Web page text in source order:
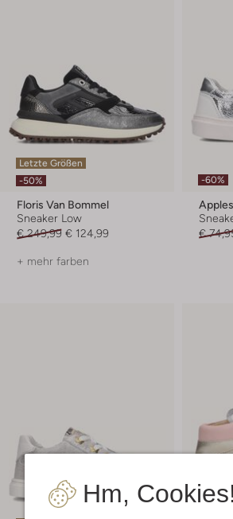
Hm, Cookies!
Letzte Größen
-50%
Floris Van Bommel
Sneaker Low
€ 249,99 € 124,99
+ mehr farben
-60%
€